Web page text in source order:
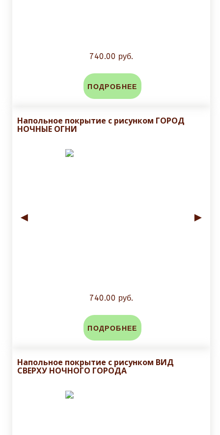
740.00 руб.
ПОДРОБНЕЕ
Напольное покрытие с рисунком ГОРОД
НОЧНЫЕ ОГНИ
◄ ►
740.00 руб.
ПОДРОБНЕЕ
Напольное покрытие с рисунком ВИД
СВЕРХУ НОЧНОГО ГОРОДА